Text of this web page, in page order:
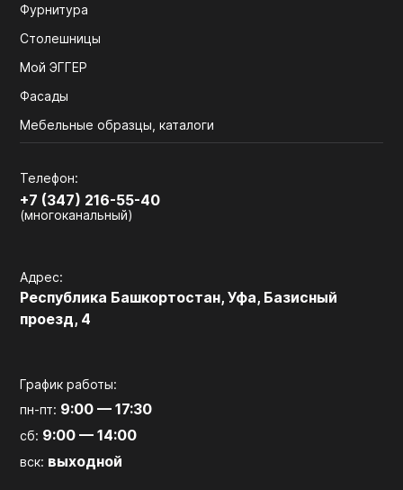
Фурнитура
Столешницы
Мой ЭГГЕР
Фасады
Мебельные образцы, каталоги
Телефон:
+7 (347) 216-55-40
(многоканальный)
Адрес:
Республика Башкортостан, Уфа, Базисный
проезд, 4
График работы:
пн-пт: 9:00 — 17:30
сб: 9:00 — 14:00
вск: выходной